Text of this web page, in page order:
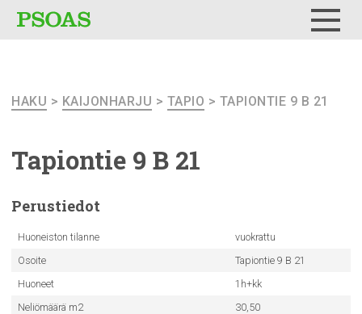
HAKU > KAIJONHARJU > TAPIO > TAPIONTIE 9 B 21
Tapiontie 9 B 21
Perustiedot
Huoneiston tilanne
vuokrattu
Osoite
Tapiontie 9 B 21
Huoneet
1h+kk
Neliömäärä m2
30,50